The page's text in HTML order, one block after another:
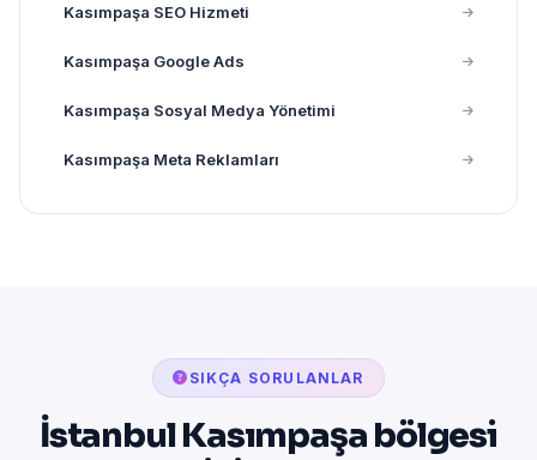
Kasımpaşa SEO Hizmeti
Kasımpaşa Google Ads
Kasımpaşa Sosyal Medya Yönetimi
Kasımpaşa Meta Reklamları
SIKÇA SORULANLAR
İstanbul Kasımpaşa bölgesi